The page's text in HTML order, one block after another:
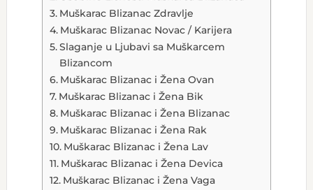
Muškarac Blizanac Zdravlje
Muškarac Blizanac Novac / Karijera
Slaganje u Ljubavi sa Muškarcem
Blizancom
Muškarac Blizanac i Žena Ovan
Muškarac Blizanac i Žena Bik
Muškarac Blizanac i Žena Blizanac
Muškarac Blizanac i Žena Rak
Muškarac Blizanac i Žena Lav
Muškarac Blizanac i Žena Devica
Muškarac Blizanac i Žena Vaga